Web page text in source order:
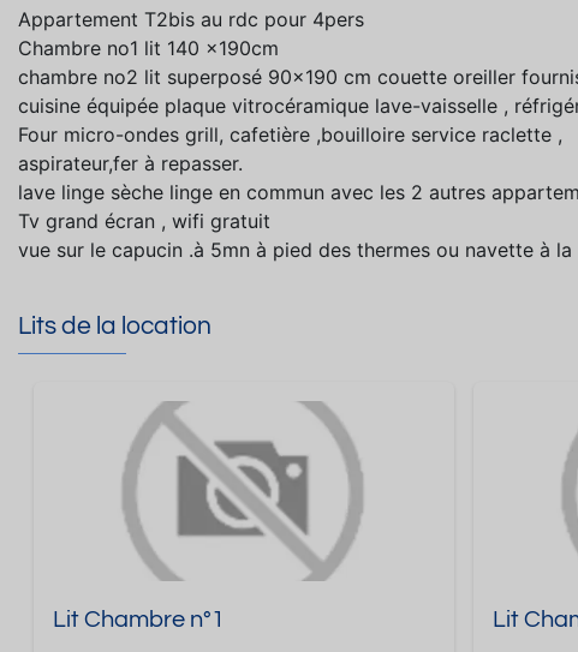
Appartement T2bis au rdc pour 4pers
Chambre no1 lit 140 x190cm
chambre no2 lit superposé 90x190 cm couette oreiller
cuisine équipée plaque vitrocéramique lave-vaisselle ,
Four micro-ondes grill, cafetière ,bouilloire service raclette ,
aspirateur,fer à repasser.
lave linge sèche linge en commun avec les 2 autres
Tv grand écran , wifi gratuit
vue sur le capucin .à 5mn à pied des thermes ou navette à
Lits de la location
Lit Chambre n°1 Lit